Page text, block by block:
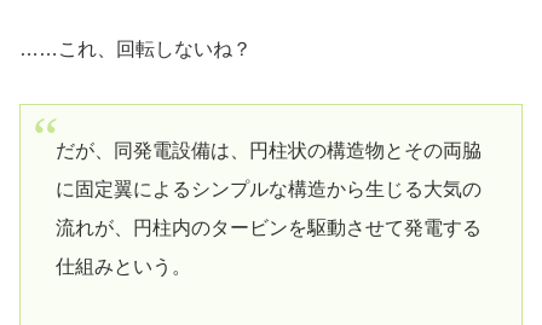
……これ、回転しないね？
だが、同発電設備は、円柱状の構造物とその両脇
に固定翼によるシンプルな構造から生じる大気の
流れが、円柱内のタービンを駆動させて発電する
仕組みという。